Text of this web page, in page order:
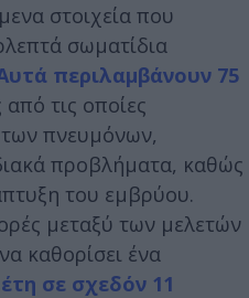
στοιχεία που
σωματίδια
περιλαμβάνουν 75
από τις οποίες
των πνευμόνων,
προβλήματα, καθώς
του εμβρύου.
μεταξύ των μελετών
καθορίσει ένα
σε σχεδόν 11